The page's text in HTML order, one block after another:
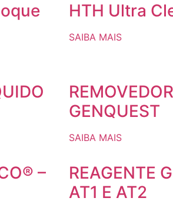
HTH Ultra
SAIBA MAIS
GENQUEST
SAIBA MAIS
–
REAGENTE
AT1 E AT2